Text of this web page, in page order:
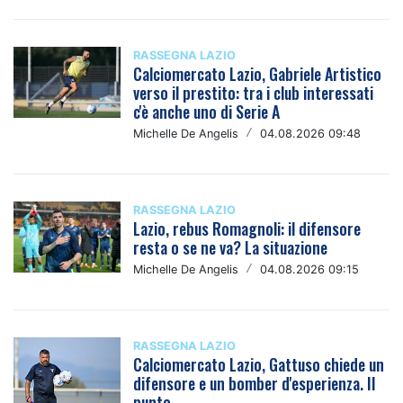
RASSEGNA LAZIO
Calciomercato Lazio, Gabriele Artistico
verso il prestito: tra i club interessati
c'è anche uno di Serie A
Michelle De Angelis / 04.08.2026 09:48
RASSEGNA LAZIO
Lazio, rebus Romagnoli: il difensore
resta o se ne va? La situazione
Michelle De Angelis / 04.08.2026 09:15
RASSEGNA LAZIO
Calciomercato Lazio, Gattuso chiede un
difensore e un bomber d'esperienza. Il